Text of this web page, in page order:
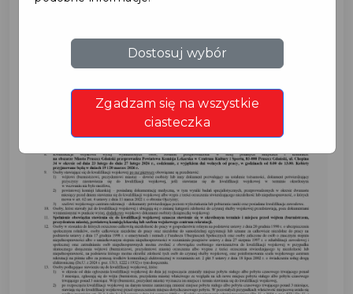
Dostosuj wybór
Zgadzam się na wszystkie
ciasteczka